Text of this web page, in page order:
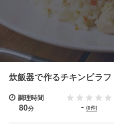
炊飯器で作るチキンピラフ
調理時間
80分 - (0件)